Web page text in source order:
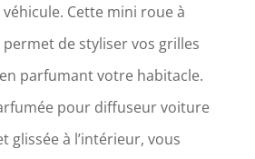
Cette mini roue à
de styliser vos grilles
parfumant votre habitacle.
pour diffuseur voiture
glissée à l’intérieur, vous